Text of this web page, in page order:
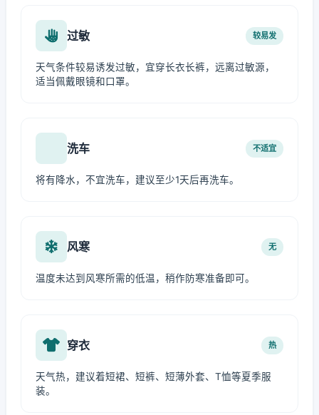
过敏 较易发
天气条件较易诱发过敏，宜穿长衣长裤，远离过敏源，
适当佩戴眼镜和口罩。
洗车 不适宜
将有降水，不宜洗车，建议至少1天后再洗车。
风寒 无
温度未达到风寒所需的低温，稍作防寒准备即可。
穿衣 热
天气热，建议着短裙、短裤、短薄外套、T恤等夏季服
装。